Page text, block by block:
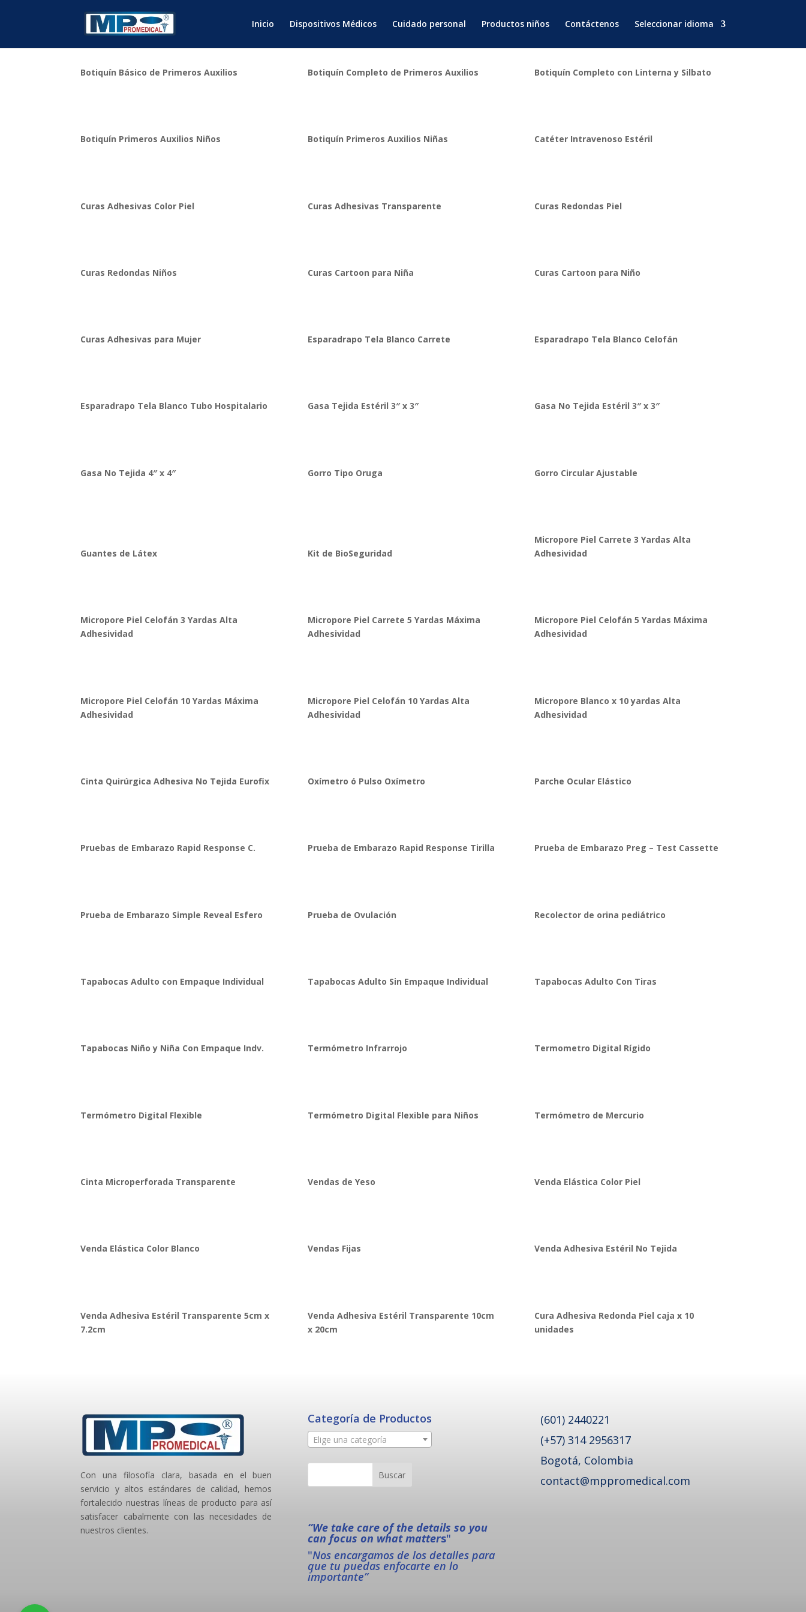
Inicio Dispositivos Médicos Cuidado personal Productos niños Contáctenos Seleccionar idioma
Botiquín Básico de Primeros Auxilios Botiquín Completo de Primeros Auxilios Botiquín Completo con Linterna y Silbato
Botiquín Primeros Auxilios Niños Botiquín Primeros Auxilios Niñas Catéter Intravenoso Estéril
Curas Adhesivas Color Piel Curas Adhesivas Transparente Curas Redondas Piel
Curas Redondas Niños Curas Cartoon para Niña Curas Cartoon para Niño
Curas Adhesivas para Mujer Esparadrapo Tela Blanco Carrete Esparadrapo Tela Blanco Celofán
Esparadrapo Tela Blanco Tubo Hospitalario Gasa Tejida Estéril 3″ x 3″ Gasa No Tejida Estéril 3″ x 3″
Gasa No Tejida 4″ x 4″ Gorro Tipo Oruga Gorro Circular Ajustable
Guantes de Látex Kit de BioSeguridad
Micropore Piel Carrete 3 Yardas Alta
Adhesividad
Micropore Piel Celofán 3 Yardas Alta
Adhesividad
Micropore Piel Carrete 5 Yardas Máxima
Adhesividad
Micropore Piel Celofán 5 Yardas Máxima
Adhesividad
Micropore Piel Celofán 10 Yardas Máxima
Adhesividad
Micropore Piel Celofán 10 Yardas Alta
Adhesividad
Micropore Blanco x 10 yardas Alta
Adhesividad
Cinta Quirúrgica Adhesiva No Tejida Eurofix Oxímetro ó Pulso Oxímetro Parche Ocular Elástico
Pruebas de Embarazo Rapid Response C. Prueba de Embarazo Rapid Response Tirilla Prueba de Embarazo Preg – Test Cassette
Prueba de Embarazo Simple Reveal Esfero Prueba de Ovulación Recolector de orina pediátrico
Tapabocas Adulto con Empaque Individual Tapabocas Adulto Sin Empaque Individual Tapabocas Adulto Con Tiras
Tapabocas Niño y Niña Con Empaque Indv. Termómetro Infrarrojo Termometro Digital Rígido
Termómetro Digital Flexible Termómetro Digital Flexible para Niños Termómetro de Mercurio
Cinta Microperforada Transparente Vendas de Yeso Venda Elástica Color Piel
Venda Elástica Color Blanco Vendas Fijas Venda Adhesiva Estéril No Tejida
Venda Adhesiva Estéril Transparente 5cm x
7.2cm
Venda Adhesiva Estéril Transparente 10cm
x 20cm
Cura Adhesiva Redonda Piel caja x 10
unidades
Con una filosofía clara, basada en el buen
servicio y altos estándares de calidad, hemos
fortalecido nuestras líneas de producto para así
satisfacer cabalmente con las necesidades de
nuestros clientes.
Categoría de Productos
Elige una categoría
“We take care of the details so you
can focus on what matters"
"Nos encargamos de los detalles para
que tu puedas enfocarte en lo
importante”
(601) 2440221
(+57) 314 2956317
Bogotá, Colombia
contact@mppromedical.com